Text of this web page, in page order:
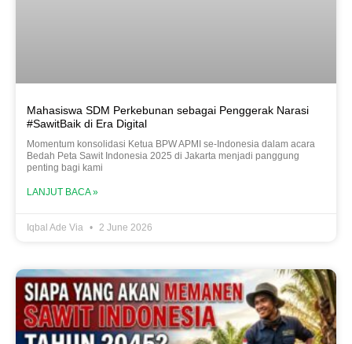
Mahasiswa SDM Perkebunan sebagai Penggerak Narasi
#SawitBaik di Era Digital
Momentum konsolidasi Ketua BPW APMI se-Indonesia dalam acara
Bedah Peta Sawit Indonesia 2025 di Jakarta menjadi panggung
penting bagi kami
LANJUT BACA »
Iqbal Ade Via 2 June 2026